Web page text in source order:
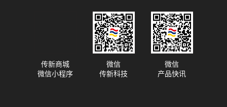
传新商城
微信小程序
微信
传新科技
微信
产品快讯